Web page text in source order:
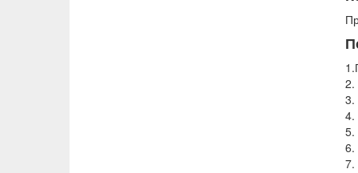
2.
3.
4.
5.
6.
7.